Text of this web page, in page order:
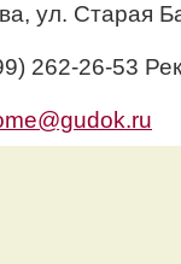
ул. Старая
262-26-53